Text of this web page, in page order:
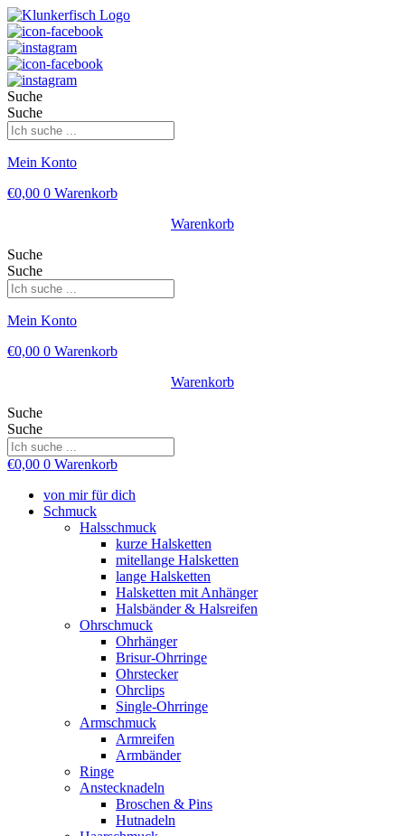
Suche
Suche
Mein Konto
€0,00 0 Warenkorb
Warenkorb
Suche
Suche
Mein Konto
€0,00 0 Warenkorb
Warenkorb
Suche
Suche
€0,00 0 Warenkorb
von mir für dich
Schmuck
Halsschmuck
kurze Halsketten
mitellange Halsketten
lange Halsketten
Halsketten mit Anhänger
Halsbänder & Halsreifen
Ohrschmuck
Ohrhänger
Brisur-Ohrringe
Ohrstecker
Ohrclips
Single-Ohrringe
Armschmuck
Armreifen
Armbänder
Ringe
Anstecknadeln
Broschen & Pins
Hutnadeln